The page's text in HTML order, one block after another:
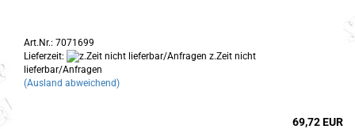
Art.Nr.: 7071699
Lieferzeit:
z.Zeit nicht
lieferbar/Anfragen
(Ausland abweichend)
69,72 EUR